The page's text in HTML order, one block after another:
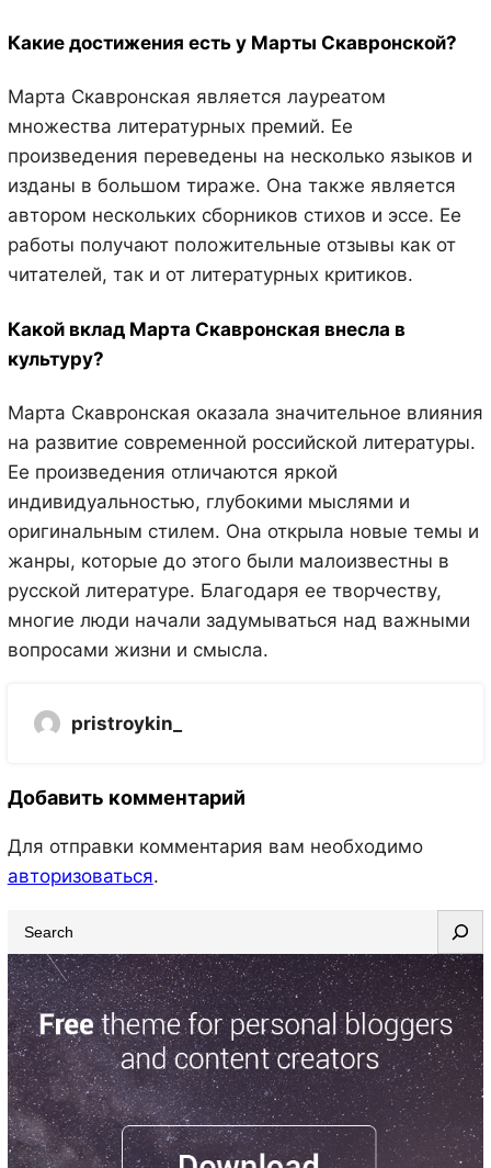
Какие достижения есть у Марты Скавронской?
Марта Скавронская является лауреатом
множества литературных премий. Ее
произведения переведены на несколько языков и
изданы в большом тираже. Она также является
автором нескольких сборников стихов и эссе. Ее
работы получают положительные отзывы как от
читателей, так и от литературных критиков.
Какой вклад Марта Скавронская внесла в
культуру?
Марта Скавронская оказала значительное влияния
на развитие современной российской литературы.
Ее произведения отличаются яркой
индивидуальностью, глубокими мыслями и
оригинальным стилем. Она открыла новые темы и
жанры, которые до этого были малоизвестны в
русской литературе. Благодаря ее творчеству,
многие люди начали задумываться над важными
вопросами жизни и смысла.
pristroykin_
Добавить комментарий
Для отправки комментария вам необходимо
авторизоваться.
e
a
r
c
h